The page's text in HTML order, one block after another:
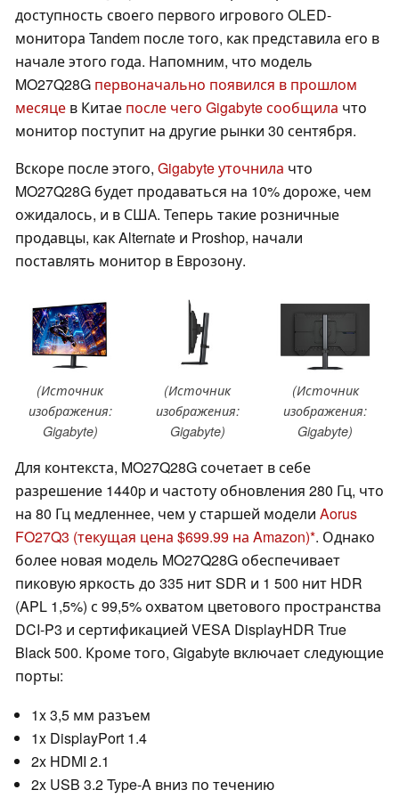
доступность своего первого игрового OLED-
монитора Tandem после того, как представила его в
начале этого года. Напомним, что модель
MO27Q28G первоначально появился в прошлом
месяце в Китае после чего Gigabyte сообщила что
монитор поступит на другие рынки 30 сентября.
Вскоре после этого, Gigabyte уточнила что
MO27Q28G будет продаваться на 10% дороже, чем
ожидалось, и в США. Теперь такие розничные
продавцы, как Alternate и Proshop, начали
поставлять монитор в Еврозону.
(Источник
изображения:
Gigabyte)
(Источник
изображения:
Gigabyte)
(Источник
изображения:
Gigabyte)
Для контекста, MO27Q28G сочетает в себе
разрешение 1440p и частоту обновления 280 Гц, что
на 80 Гц медленнее, чем у старшей модели Aorus
FO27Q3 (текущая цена $699.99 на Amazon) . Однако
более новая модель MO27Q28G обеспечивает
пиковую яркость до 335 нит SDR и 1 500 нит HDR
(APL 1,5%) с 99,5% охватом цветового пространства
DCI-P3 и сертификацией VESA DisplayHDR True
Black 500. Кроме того, Gigabyte включает следующие
порты:
1x 3,5 мм разъем
1x DisplayPort 1.4
2x HDMI 2.1
2x USB 3.2 Type-A вниз по течению